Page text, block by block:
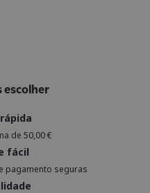
escolher
de 50,00 €
fácil
pagamento seguras